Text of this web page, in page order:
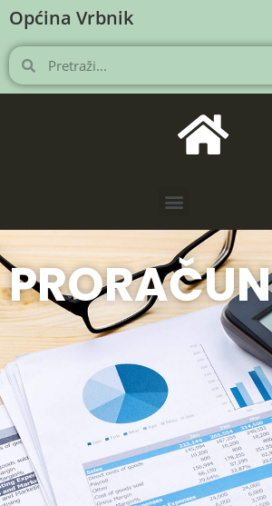
Općina Vrbnik
PRORAČUN